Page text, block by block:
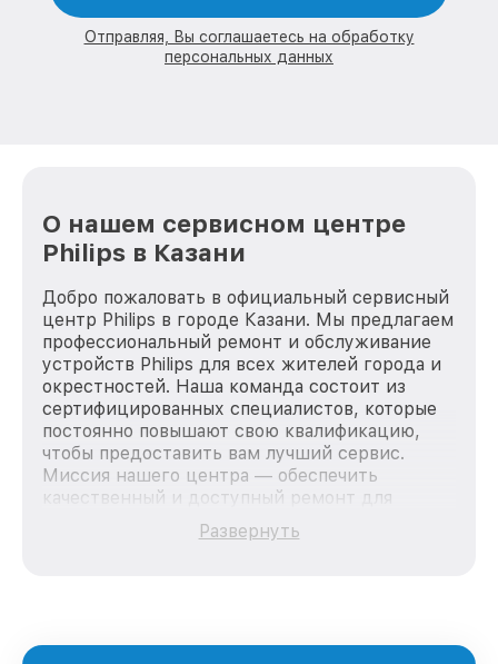
Отправляя, Вы соглашаетесь на обработку
персональных данных
О нашем сервисном центре
Philips в Казани
Добро пожаловать в официальный сервисный
центр Philips в городе Казани. Мы предлагаем
профессиональный ремонт и обслуживание
устройств Philips для всех жителей города и
окрестностей. Наша команда состоит из
сертифицированных специалистов, которые
постоянно повышают свою квалификацию,
чтобы предоставить вам лучший сервис.
Миссия нашего центра — обеспечить
качественный и доступный ремонт для
каждого пользователя продукции Philips, вне
зависимости от сложности поломки. Мы
Развернуть